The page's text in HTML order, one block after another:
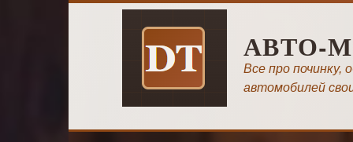
АВТО-
Все про починку,
автомобилей